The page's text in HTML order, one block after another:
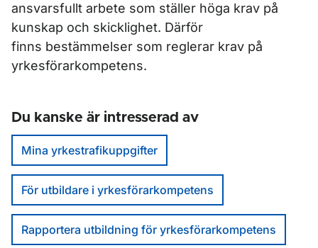
ansvarsfullt arbete som ställer höga krav på
kunskap och skicklighet. Därför
finns bestämmelser som reglerar krav på
yrkesförarkompetens.
Du kanske är intresserad av
Mina yrkestrafikuppgifter
För utbildare i yrkesförarkompetens
Rapportera utbildning för yrkesförarkompetens